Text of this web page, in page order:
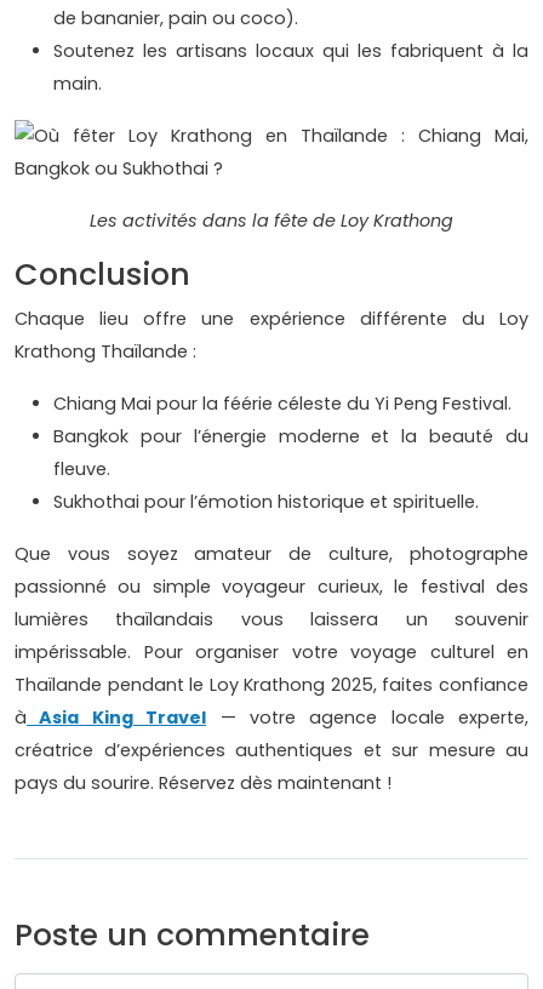
de bananier, pain ou coco).
Soutenez les artisans locaux qui les fabriquent à la
main.
Les activités dans la fête de Loy Krathong
Conclusion
Chaque lieu offre une expérience différente du Loy
Krathong Thaïlande :
Chiang Mai pour la féérie céleste du Yi Peng Festival.
Bangkok pour l’énergie moderne et la beauté du
fleuve.
Sukhothai pour l’émotion historique et spirituelle.
Que vous soyez amateur de culture, photographe
passionné ou simple voyageur curieux, le festival des
lumières thaïlandais vous laissera un souvenir
impérissable. Pour organiser votre voyage culturel en
Thaïlande pendant le Loy Krathong 2025, faites confiance
à Asia King Travel — votre agence locale experte,
créatrice d’expériences authentiques et sur mesure au
pays du sourire. Réservez dès maintenant !
Poste un commentaire